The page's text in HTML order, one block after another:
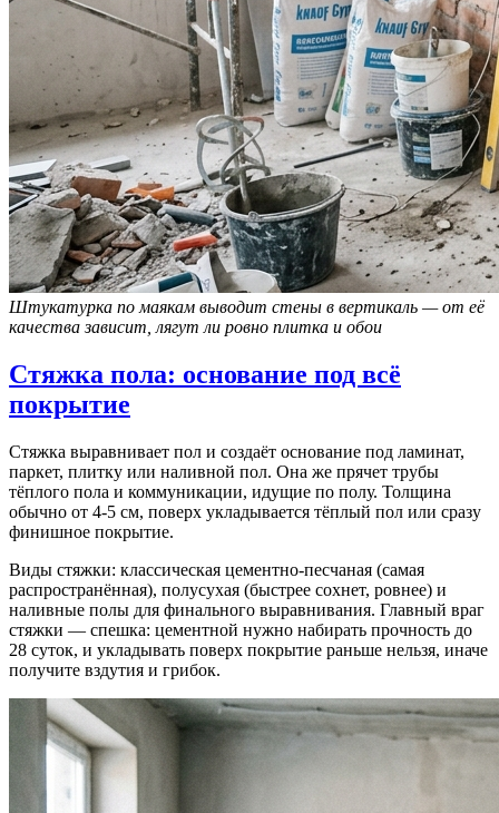
Штукатурка по маякам выводит стены в вертикаль — от её
качества зависит, лягут ли ровно плитка и обои
Стяжка пола: основание под всё
покрытие
Стяжка выравнивает пол и создаёт основание под ламинат,
паркет, плитку или наливной пол. Она же прячет трубы
тёплого пола и коммуникации, идущие по полу. Толщина
обычно от 4-5 см, поверх укладывается тёплый пол или сразу
финишное покрытие.
Виды стяжки: классическая цементно-песчаная (самая
распространённая), полусухая (быстрее сохнет, ровнее) и
наливные полы для финального выравнивания. Главный враг
стяжки — спешка: цементной нужно набирать прочность до
28 суток, и укладывать поверх покрытие раньше нельзя, иначе
получите вздутия и грибок.